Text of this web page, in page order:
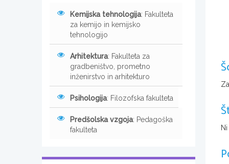
Kemijska tehnologija: Fakulteta
za kemijo in kemijsko
tehnologijo
Arhitektura: Fakulteta za
gradbeništvo, prometno
inženirstvo in arhitekturo
Psihologija: Filozofska fakulteta
Predšolska vzgoja: Pedagoška
fakulteta